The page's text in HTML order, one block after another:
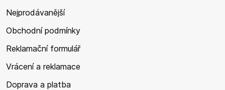
Nejprodávanější
Obchodní podmínky
Reklamační formulář
Vrácení a reklamace
Doprava a platba